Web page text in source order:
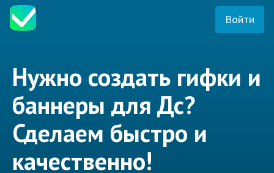
Войти
Нужно создать гифки и
баннеры для Дс?
Сделаем быстро и
качественно!